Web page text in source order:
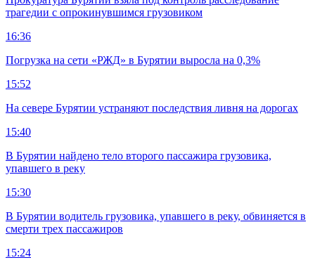
трагедии с опрокинувшимся грузовиком
16:36
Погрузка на сети «РЖД» в Бурятии выросла на 0,3%
15:52
На севере Бурятии устраняют последствия ливня на дорогах
15:40
В Бурятии найдено тело второго пассажира грузовика,
упавшего в реку
15:30
В Бурятии водитель грузовика, упавшего в реку, обвиняется в
смерти трех пассажиров
15:24